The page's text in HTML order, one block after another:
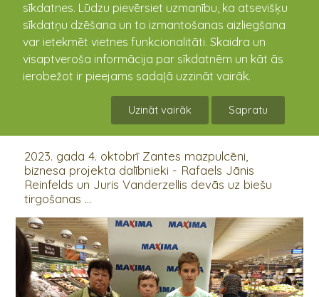
sīkdatnes. Lūdzu pievērsiet uzmanību, ka atsevišķu
sīkdatņu dzēšana un to izmantošanas aizliegšana
var ietekmēt vietnes funkcionalitāti. Skaidra un
visaptveroša informācija par sīkdatnēm un kāt ās
ierobežot ir pieejams sadaļā uzzināt vairāk.
Uzināt vairāk Sapratu
Mazpulku Biznesa projekta “Krāsainās
bietes” noslēguma pasākums
2023. gada 4. oktobrī Zantes mazpulcēni,
biznesa projekta dalībnieki - Rafaels Jānis
Reinfelds un Juris Vanderzellis devās uz biešu
tirgošanas ...